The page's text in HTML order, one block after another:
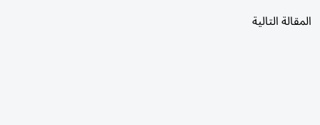
المقالة التالية